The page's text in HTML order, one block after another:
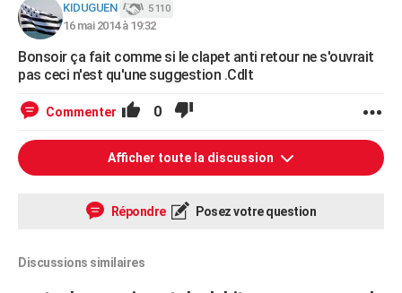
KIDUGUEN 5 110
16 mai 2014 à 19:32
Bonsoir ça fait comme si le clapet anti retour ne s'ouvrait
pas ceci n'est qu'une suggestion .Cdlt
Commenter 0
Afficher toute la discussion
Répondre Posez votre question
Discussions similaires